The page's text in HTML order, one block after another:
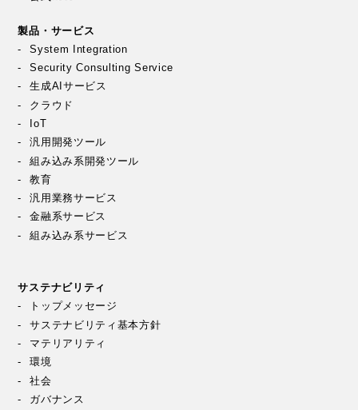
製品・サービス
System Integration
Security Consulting Service
生成AIサービス
クラウド
IoT
汎用開発ツール
組み込み系開発ツール
教育
汎用業務サービス
金融系サービス
組み込み系サービス
サステナビリティ
トップメッセージ
サステナビリティ基本方針
マテリアリティ
環境
社会
ガバナンス